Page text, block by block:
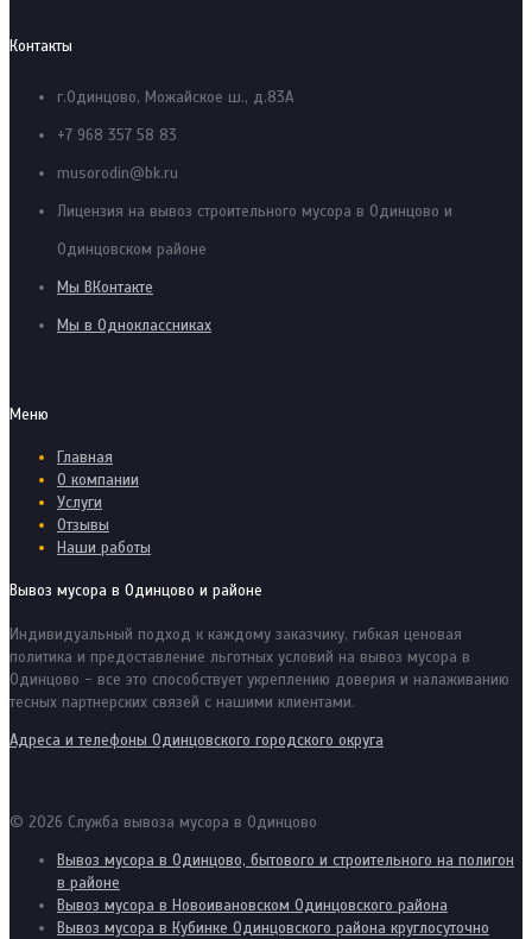
Контакты
г.Одинцово, Можайское ш., д.83А
+7 968 357 58 83
musorodin@bk.ru
Лицензия на вывоз строительного мусора в Одинцово и
Одинцовском районе
Мы ВКонтакте
Мы в Одноклассниках
Меню
Главная
О компании
Услуги
Отзывы
Наши работы
Вывоз мусора в Одинцово и районе
Индивидуальный подход к каждому заказчику, гибкая ценовая
политика и предоставление льготных условий на вывоз мусора в
Одинцово - все это способствует укреплению доверия и налаживанию
тесных партнерских связей с нашими клиентами.
Адреса и телефоны Одинцовского городского округа
© 2026 Служба вывоза мусора в Одинцово
Вывоз мусора в Одинцово, бытового и строительного на полигон
в районе
Вывоз мусора в Новоивановском Одинцовского района
Вывоз мусора в Кубинке Одинцовского района круглосуточно